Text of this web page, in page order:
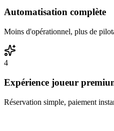
Automatisation complète
Moins d'opérationnel, plus de
4
Expérience joueur
Réservation simple, paiement